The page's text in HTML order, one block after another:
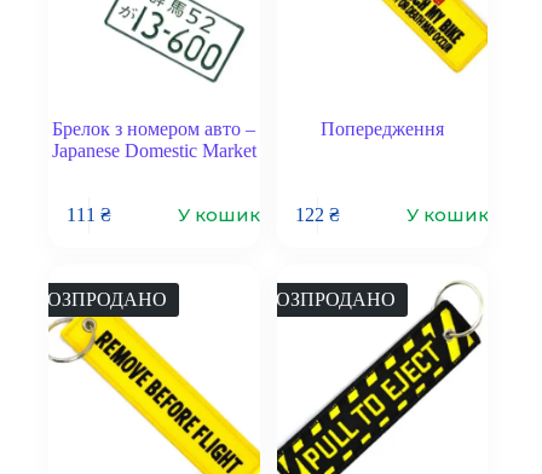
Брелок з номером авто –
Japanese Domestic Market
111₴ У кошик
Попередження
122 ₴ У кошик
РОЗПРОДАНО РОЗПРОДАНО